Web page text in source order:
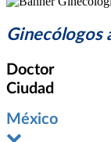
Ginecólogos
Doctor
Ciudad
México